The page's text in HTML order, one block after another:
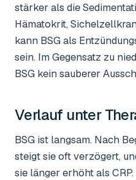
stärker als die
Hämatokrit,
kann BSG als
sein. Im Gegensatz zu
BSG kein sauberer
Verlauf unter
BSG ist langsam. Nach
steigt sie oft verzögert,
sie länger erhöht als